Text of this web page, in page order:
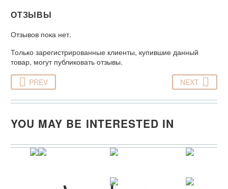
ОТЗЫВЫ
Отзывов пока нет.
Только зарегистрированные клиенты, купившие данный
товар, могут публиковать отзывы.
PREV NEXT
YOU MAY BE INTERESTED IN